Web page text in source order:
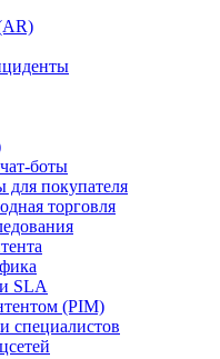
боты
покупателя
торговля
SLA
(PIM)
специалистов